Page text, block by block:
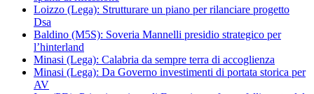
Loizzo (Lega): Strutturare un piano per rilanciare progetto
Dsa
Baldino (M5S): Soveria Mannelli presidio strategico per
l’hinterland
Minasi (Lega): Calabria da sempre terra di accoglienza
Minasi (Lega): Da Governo investimenti di portata storica per
AV